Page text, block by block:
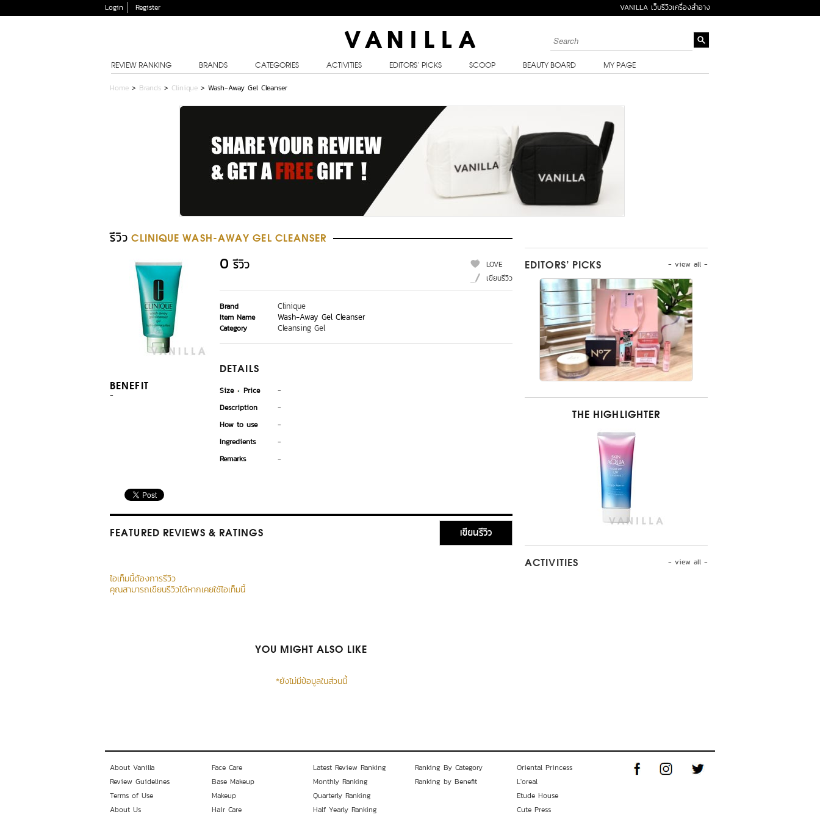
Login Register VANILLA เว็บรีวิวเครื่องสำอาง
REVIEW RANKING BRANDS CATEGORIES ACTIVITIES EDITORS’ PICKS SCOOP BEAUTY BOARD MY PAGE
Home > Brands > Clinique > Wash-Away Gel Cleanser
รีวิว CLINIQUE WASH-AWAY GEL CLEANSER
BENEFIT
-
0 รีวิว
LOVE
เขียนรีวิว
Brand Clinique
Item Name Wash-Away Gel Cleanser
Category Cleansing Gel
DETAILS
Size Price
-
Description
-
How to use
-
Ingredients
-
Remarks
-
FEATURED REVIEWS & RATINGS เขียนรีวิว
ไอเท็มนี้ต้องการรีวิว
คุณสามารถเขียนรีวิวได้หากเคยใช้ไอเท็มนี้
YOU MIGHT ALSO LIKE
*ยังไม่มีข้อมูลในส่วนนี้
- view all -
EDITORS’ PICKS
THE HIGHLIGHTER
- view all -
ACTIVITIES
About Vanilla
Review Guidelines
Terms of Use
About Us
Face Care
Base Makeup
Makeup
Hair Care
Latest Review Ranking
Monthly Ranking
Quarterly Ranking
Half Yearly Ranking
Ranking By Category
Ranking by Benefit
Oriental Princess
L'oreal
Etude House
Cute Press